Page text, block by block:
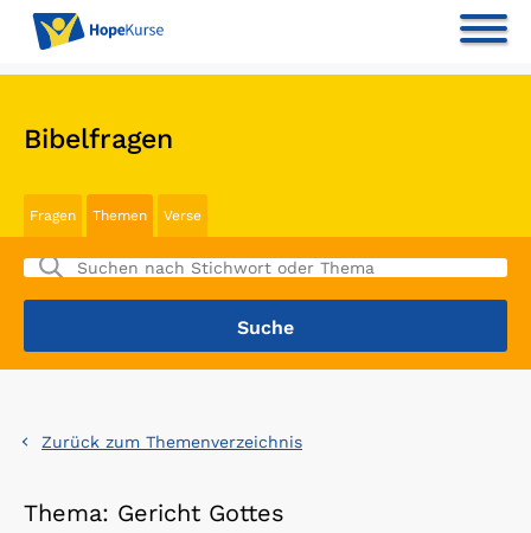
Bibelfragen
Fragen Themen Verse
Zurück zum Themenverzeichnis
Thema: Gericht Gottes